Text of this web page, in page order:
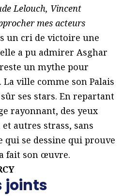
Lelouch, Vincent
mes acteurs
un cri de victoire une
a pu admirer Asghar
un mythe pour
La ville comme son Palais
ses stars. En repartant
rayonnant, des yeux
autres strass, sans
qui se dessine qui prouve
fait son œuvre.
joints